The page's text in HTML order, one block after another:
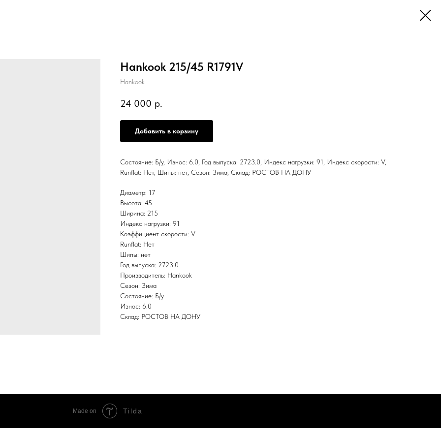
Hankook 215/45 R1791V
Hankook
24 000 р.
Добавить в корзину
Состояние: Б/у, Износ: 6.0, Год выпуска: 2723.0, Индекс нагрузки: 91, Индекс скорости: V,
Runflat: Нет, Шипы: нет, Сезон: Зима, Склад: РОСТОВ НА ДОНУ
Диаметр: 17
Высота: 45
Ширина: 215
Индекс нагрузки: 91
Коэффициент скорости: V
Runflat: Нет
Шипы: нет
Год выпуска: 2723.0
Производитель: Hankook
Сезон: Зима
Состояние: Б/у
Износ: 6.0
Склад: РОСТОВ НА ДОНУ
Made on Tilda